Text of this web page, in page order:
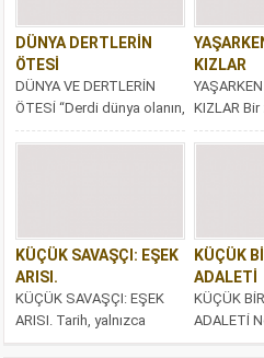
sandıkta
verildiğini...
DÜNYA DERTLERİN
ÖTESİ
DÜNYA VE DERTLERİN
ÖTESİ “Derdi dünya olanın,
dünya kadar derdi vardır.”
KIZLAR
KIZLAR
çocukları,
KÜÇÜK SAVAŞÇI: EŞEK
ARISI.
KÜÇÜK SAVAŞÇI: EŞEK
ARISI. Tarih, yalnızca
büyük orduların zaferleriyle
KÜÇÜK
ADALETİ
KÜÇÜK
ADALETİ
büyük ateş